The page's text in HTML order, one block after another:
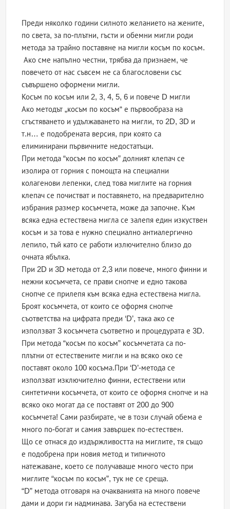
Преди няколко години силното желанието на жените,
по света, за по-плътни, гъсти и обемни мигли роди
метода за трайно поставяне на мигли косъм по косъм.
Ако сме напълно честни, трябва да признаем, че
повечето от нас съвсем не са благословени със
съвършено оформени мигли.
Косъм по косъм или 2, З, 4, 5, 6 и повече D мигли
Ако методът „косъм по косъм“ е първообраза на
сгъстяването и удължаването на мигли, то 2D, 3D и
т.н… е подобрената версия, при която са
елиминирани първичните недостатъци.
При метода “косъм по косъм” долният клепач се
изолира от горния с помощта на специални
колагенови лепенки, след това миглите на горния
клепач се почистват и поставянето, на предварително
избрания размер косъмчета, може да започне. Към
всяка една естествена мигла се залепя един изкуствен
косъм и за това е нужно специално антиалергично
лепило, тъй като се работи излючително близо до
очната ябълка.
При 2D и 3D метода от 2,3 или повече, много финни и
нежни косъмчета, се прави снопче и едно такова
снопче се прилепя към всяка една естествена мигла.
Броят косъмчета, от които се оформя снопче
съответства на цифрата преди ‘D’, така ако се
използват 3 косъмчета съответно и процедурата е 3D.
При метода “косъм по косъм” косъмчетата са по-
плътни от естествените мигли и на всяко око се
поставят около 100 косъма.При ‘D’-метода се
използват изключително финни, естествени или
синтетични косъмчета, от които се оформя снопче и на
всяко око могат да се поставят от 200 до 900
косъмчета! Сами разбирате, че в този случай обема е
много по-богат и самия завършек по-естествен.
Що се отнася до издържливостта на миглите, тя също
е подобрена при новия метод и типичното
натежаване, което се получаваше много често при
миглите “косъм по косъм”, тук не се среща.
“D” метода отговаря на очакванията на много повече
дами и дори ги надминава. Загуба на естествени